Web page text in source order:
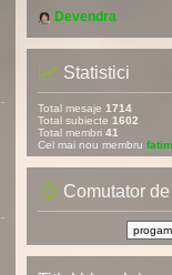
Devendra
Statistici
Total mesaje 1714
Total subiecte 1602
Total membri 41
Cel mai nou membru
Comutator de